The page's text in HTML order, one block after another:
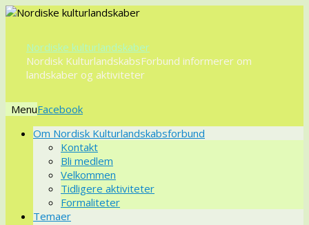
Nordiske kulturlandskaber
Nordisk KulturlandskabsForbund informerer om
landskaber og aktiviteter
Menu
VidereOm Nordisk Kulturlandskabsforbund
Kontakt
Bli medlem
Velkommen
Tidligere aktiviteter
Formaliteter
Temaer